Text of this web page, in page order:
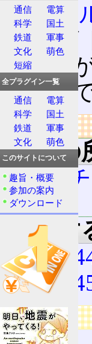
デュア
2Giバ
トなど
66MHz
リンク
用語の
Intel
GX
関連
Intel
Intel
広告
通信
電算
科学
国土
鉄道
軍事
文化
萌色
短縮
全プラグイン一覧
通信
電算
科学
国土
鉄道
軍事
文化
萌色
このサイトについて
趣旨・概要
参加の案内
ダウンロード